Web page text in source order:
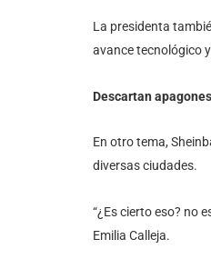
La presidenta
avance tecnológico
Descartan
En otro tema,
diversas ciudades.
“¿Es cierto eso? no
Emilia Calleja.